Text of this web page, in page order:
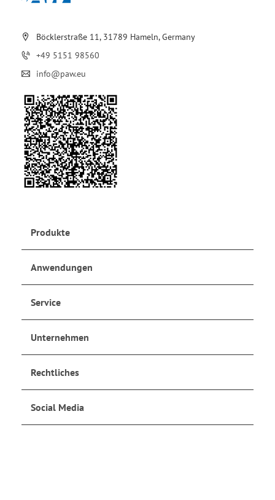
Böcklerstraße 11, 31789 Hameln, Germany
+49 5151 98560
info@paw.eu
Produkte
Anwendungen
Service
Unternehmen
Rechtliches
Social Media